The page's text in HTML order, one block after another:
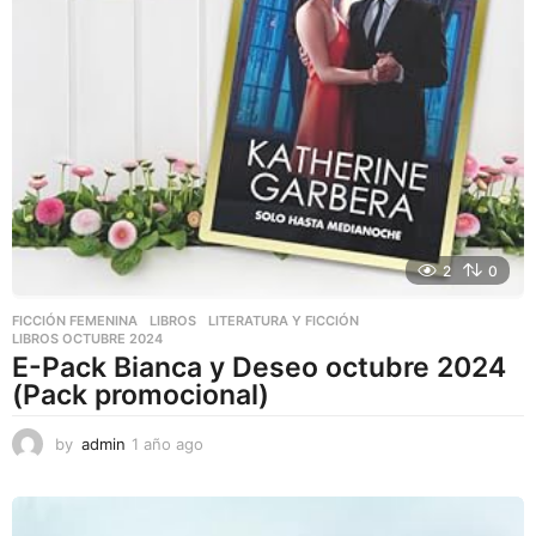
2 0
FICCIÓN FEMENINA ,LIBROS ,LITERATURA Y FICCIÓN
LIBROS OCTUBRE 2024
E-Pack Bianca y Deseo octubre 2024
(Pack promocional)
by admin 1 año ago